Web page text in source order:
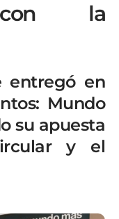
con la
entregó en
Mundo
su apuesta
y el